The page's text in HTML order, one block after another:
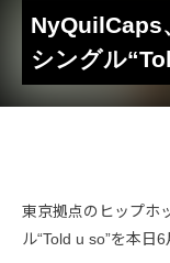
NyQuilCaps
シングル
東京拠点のヒップホ
ル“Told u so”を本日